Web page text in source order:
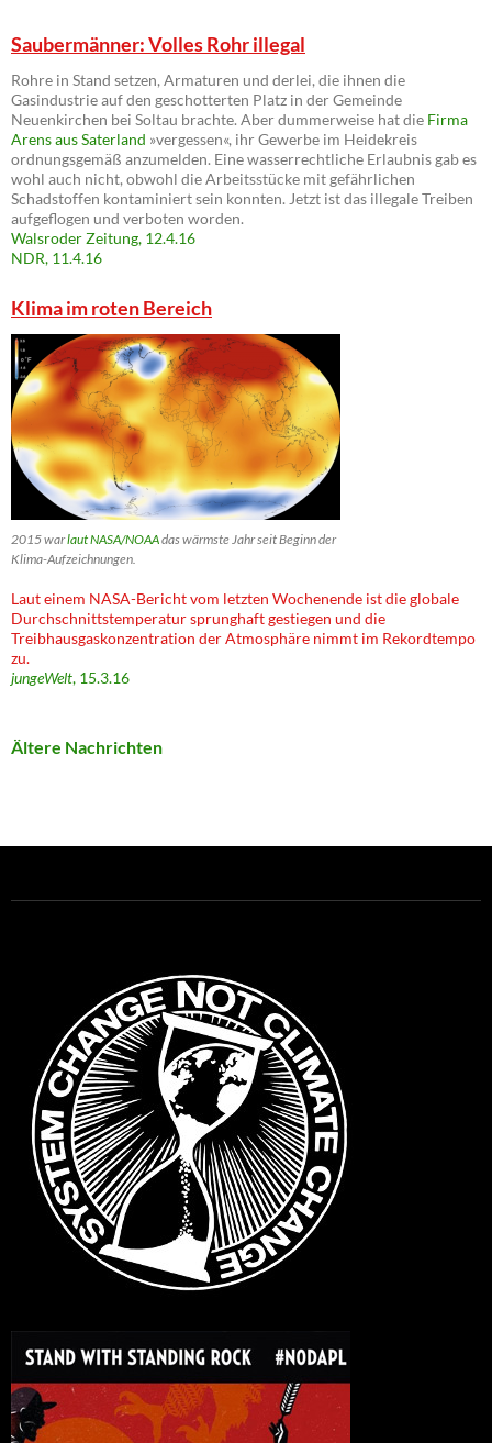
Saubermänner: Volles Rohr illegal
Rohre in Stand setzen, Armaturen und derlei, die ihnen die
Gasindustrie auf den geschotterten Platz in der Gemeinde
Neuenkirchen bei Soltau brachte. Aber dummerweise hat die Firma
Arens aus Saterland »vergessen«, ihr Gewerbe im Heidekreis
ordnungsgemäß anzumelden. Eine wasserrechtliche Erlaubnis gab es
wohl auch nicht, obwohl die Arbeitsstücke mit gefährlichen
Schadstoffen kontaminiert sein konnten. Jetzt ist das illegale Treiben
aufgeflogen und verboten worden.
Walsroder Zeitung, 12.4.16
NDR, 11.4.16
Klima im roten Bereich
2015 warlaut NASA/NOAAdas wärmste Jahr seit Beginn der
Klima-Aufzeichnungen.
Laut einem NASA-Bericht vom letzten Wochenende ist die globale
Durchschnittstemperatur sprunghaft gestiegen und die
Treibhausgaskonzentration der Atmosphäre nimmt im Rekordtempo
zu.
jungeWelt, 15.3.16
Ältere Nachrichten